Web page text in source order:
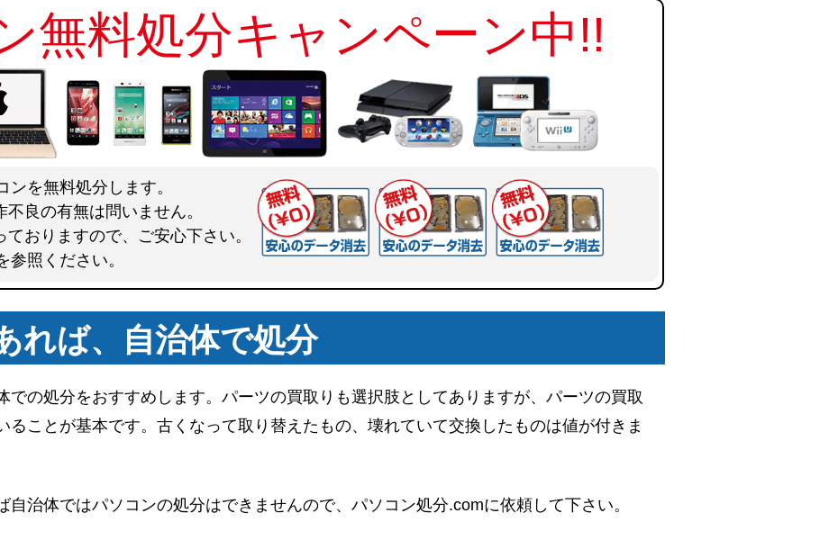
無料処分キャンペーン中!!
を無料処分します。
良の有無は問いません。
おりますので、ご安心下さい。
照ください。
れば、自治体で処分
での処分をおすすめします。パーツの買取りも選択肢としてありますが、パーツの買取
ることが基本です。古くなって取り替えたもの、壊れていて交換したものは値が付きま
自治体ではパソコンの処分はできませんので、パソコン処分.comに依頼して下さい。